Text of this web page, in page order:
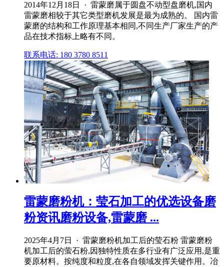
2014年12月18日 · 雷蒙磨属于圆盘不动型盘磨机,国内
雷蒙磨相较于其它类型磨机发展是最为成熟的。 国内雷
蒙磨的结构和工作原理基本相同,不同生产厂家生产的产
品在技术指标上略有不同。
联系电话: 180 3780 8511
雷蒙磨粉机：莹石加工的优选设备磨
粉资讯磨粉设备,雷蒙磨 ...
2025年4月7日 · 雷蒙磨粉机加工后的莹石粉 雷蒙磨粉
机加工后的萤石粉,因独特性质在多行业有广泛应用,是重
要原材料。按纯度和粒度,在各自领域发挥关键作用。冶